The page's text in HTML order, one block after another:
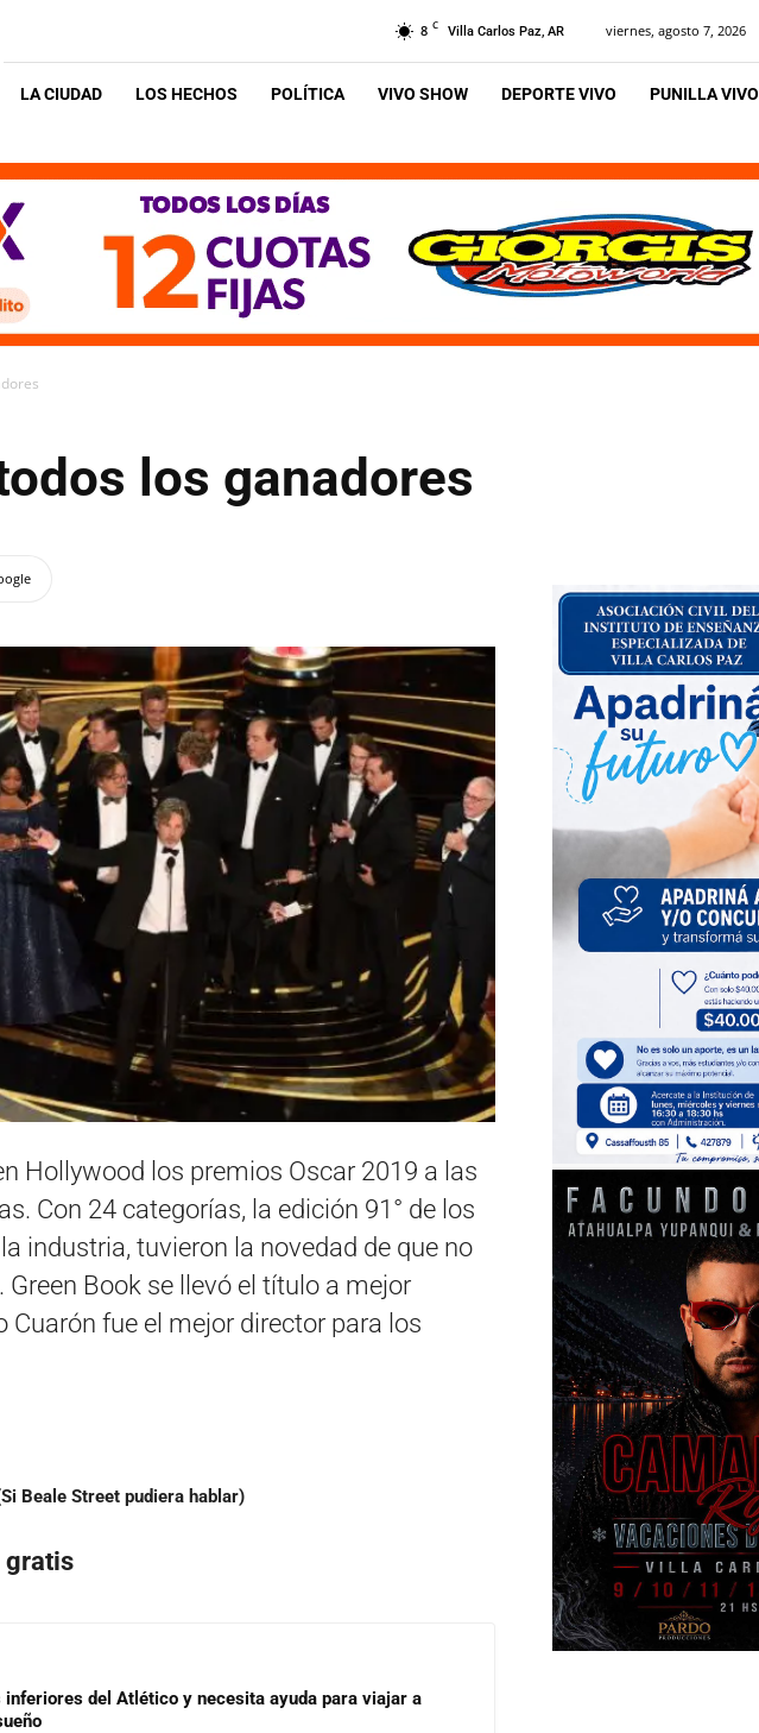
8 C Villa Carlos Paz, AR viernes, agosto 7, 2026
LA CIUDAD LOS HECHOS POLÍTICA VIVO SHOW DEPORTE VIVO PUNILLA VIVO
los ganadores
Hollywood los premios Oscar 2019 a las
Con 24 categorías, la edición 91° de los
industria, tuvieron la novedad de que no
Book se llevó el título a mejor
fue el mejor director para los
Beale Street pudiera hablar)
gratis
inferiores del Atlético y necesita ayuda para viajar a